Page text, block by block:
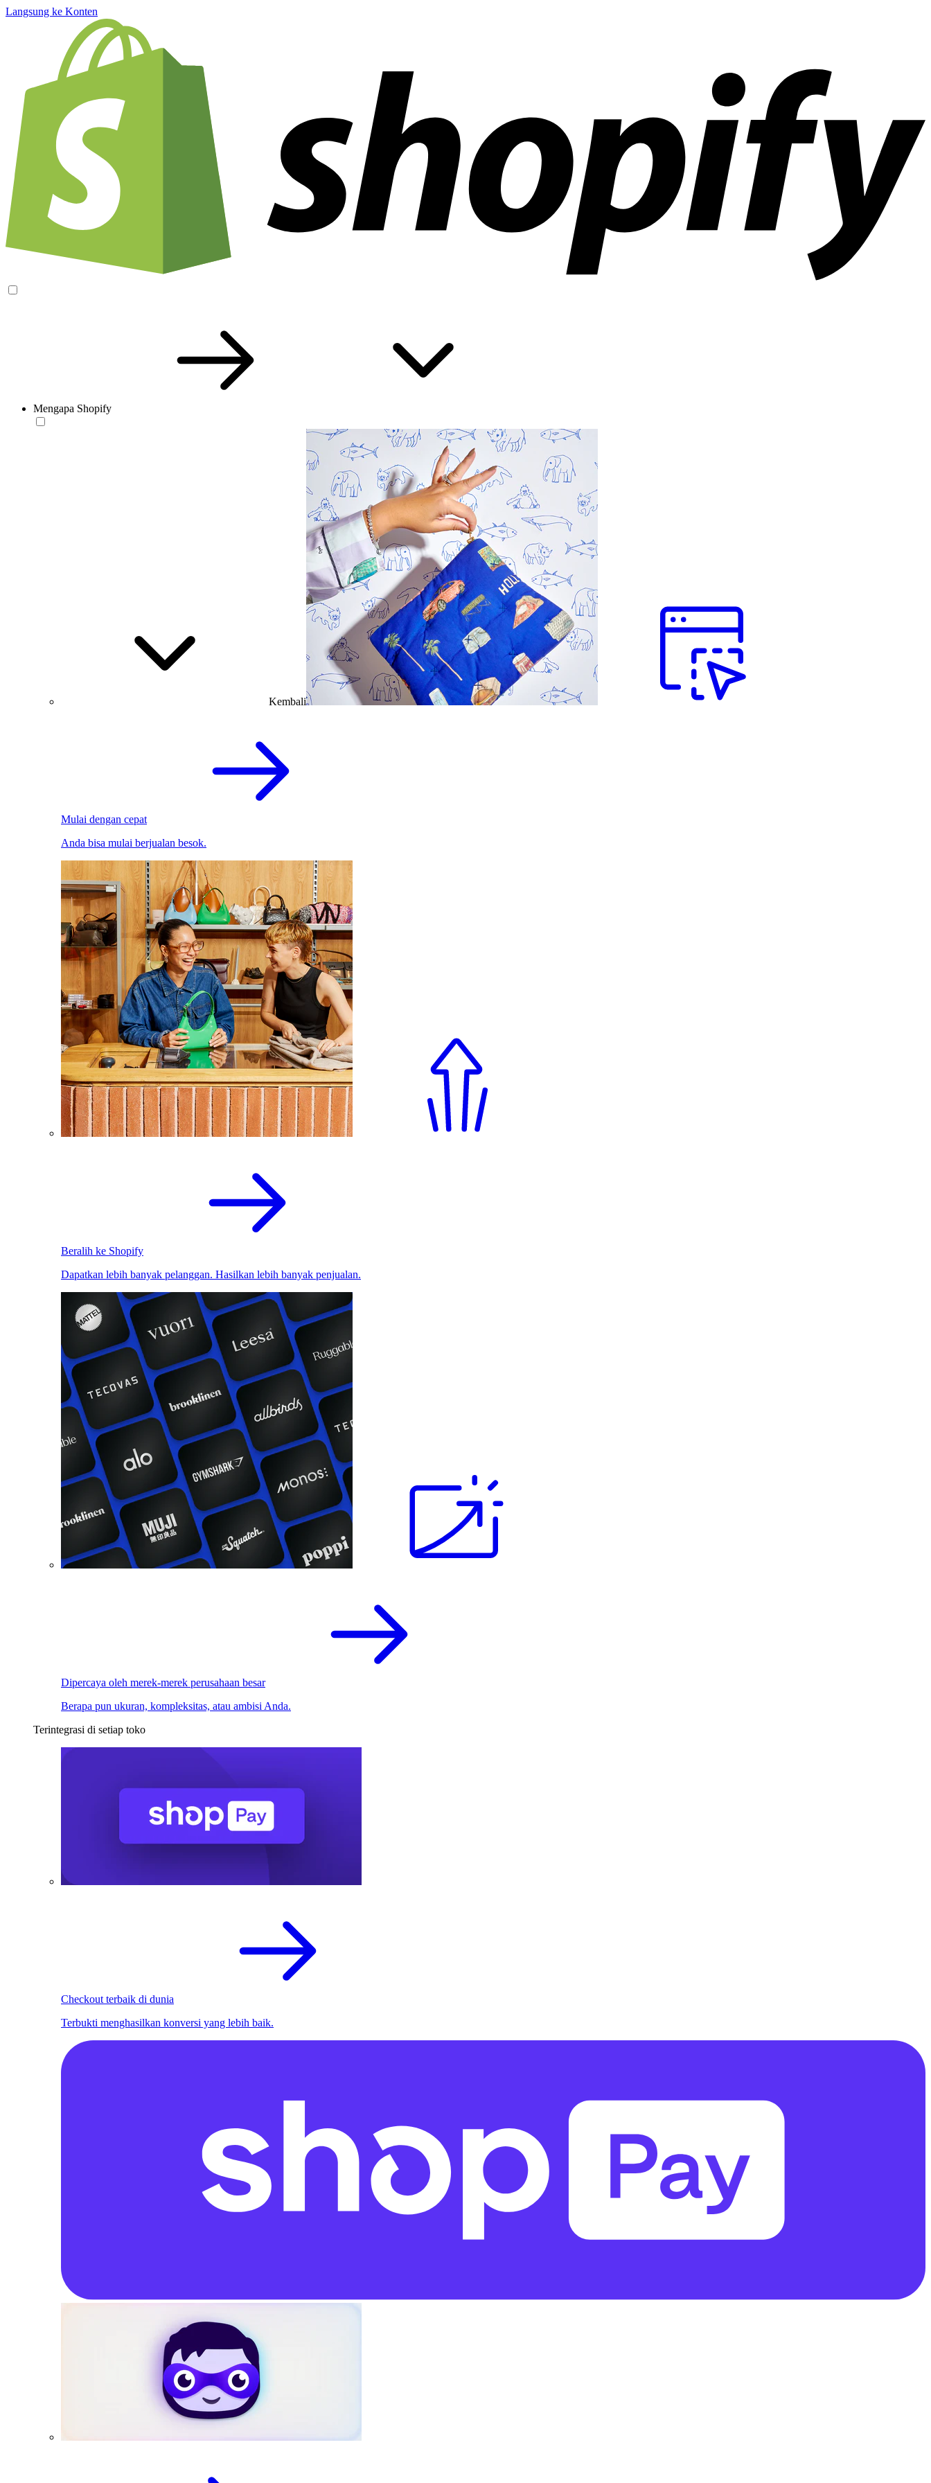
Langsung ke Konten
Mengapa Shopify
Kembali
Mulai dengan cepat
Anda bisa mulai berjualan besok.
Beralih ke Shopify
Dapatkan lebih banyak pelanggan. Hasilkan lebih banyak penjualan.
Dipercaya oleh merek-merek perusahaan besar
Berapa pun ukuran, kompleksitas, atau ambisi Anda.
Terintegrasi di setiap toko
Checkout terbaik di dunia
Terbukti menghasilkan konversi yang lebih baik.